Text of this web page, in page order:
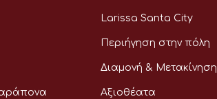
Larissa Santa City
Περιήγηση στην πόλη
Διαμονή & Μετακίνηση
Αξιοθέατα